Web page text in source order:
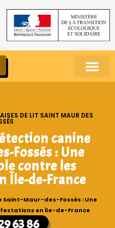
DE LIT SAINT MAUR DES
canine
Fossés : Une
contre les
Île-de-France
Maur-des-Fossés : Une
en Île-de-France
63 86